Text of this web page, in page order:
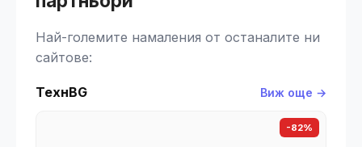
Най-големите намаления от останалите ни
сайтове:
ТехнBG Виж още →
-82%